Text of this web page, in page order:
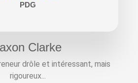
PDG
Clarke
drôle et intéressant, mais
rigoureux...